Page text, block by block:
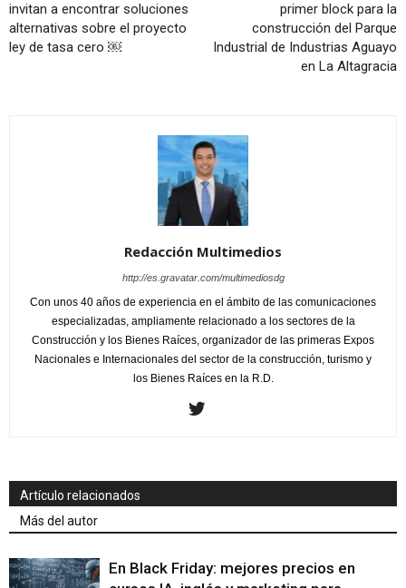
invitan a encontrar soluciones
alternativas sobre el proyecto
ley de tasa cero ￼
primer block para la
construcción del Parque
Industrial de Industrias Aguayo
en La Altagracia
Redacción Multimedios
http://es.gravatar.com/multimediosdg
Con unos 40 años de experiencia en el ámbito de las comunicaciones
especializadas, ampliamente relacionado a los sectores de la
Construcción y los Bienes Raíces, organizador de las primeras Expos
Nacionales e Internacionales del sector de la construcción, turismo y
los Bienes Raíces en la R.D.
Artículo relacionados
Más del autor
En Black Friday: mejores precios en